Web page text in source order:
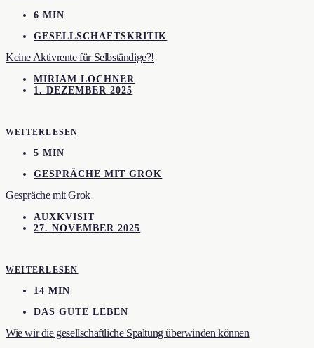
6 MIN
GESELLSCHAFTSKRITIK
Keine Aktivrente für Selbständige?!
MIRIAM LOCHNER
1. DEZEMBER 2025
WEITERLESEN
5 MIN
GESPRÄCHE MIT GROK
Gespräche mit Grok
AUXKVISIT
27. NOVEMBER 2025
WEITERLESEN
14 MIN
DAS GUTE LEBEN
Wie wir die gesellschaftliche Spaltung überwinden können